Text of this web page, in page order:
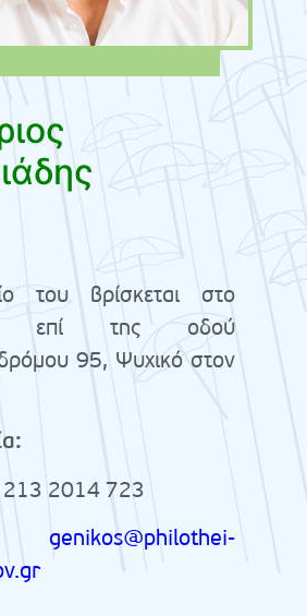
του βρίσκεται στο
επί της οδού
95, Ψυχικό στον
2014 723
genikos@philothei-